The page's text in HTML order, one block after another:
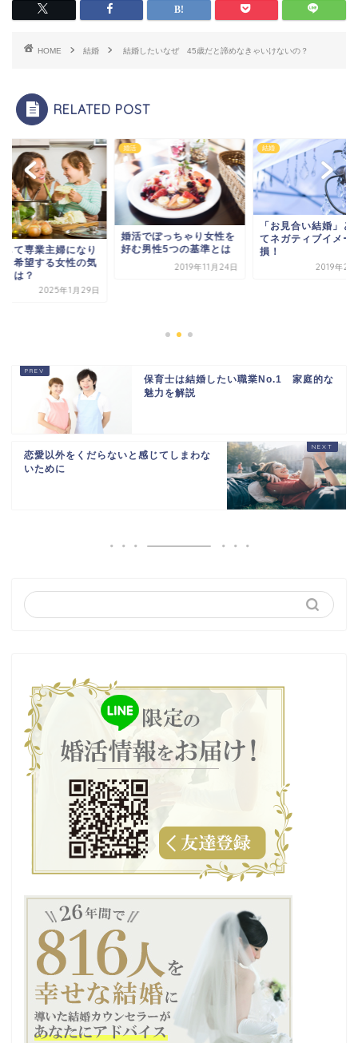
HOME 結婚 結婚したいなぜ 45歳だと諦めなきゃいけないの？
RELATED POST
して専業主婦になり
と希望する女性の気
とは？
2025年1月29日
婚活
婚活でぽっちゃり女性を
好む男性5つの基準とは
2019年11月24日
結婚
「お見合い結婚」と
てネガティブイメー
損！
2019年2
保育士は結婚したい職業No.1 家庭的な
魅力を解説
恋愛以外をくだらないと感じてしまわな
いために